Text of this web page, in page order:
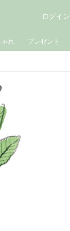
ゃれ プレゼント
ログイン